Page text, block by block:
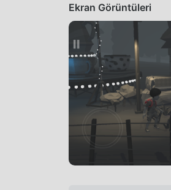
Ekran Görüntüleri